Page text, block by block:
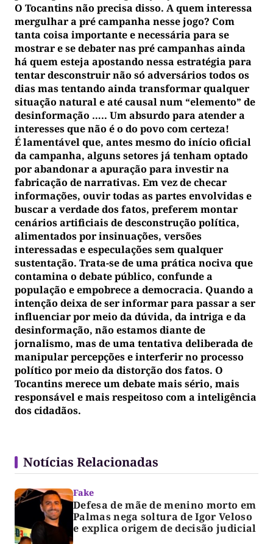
O Tocantins não precisa disso. A quem interessa
mergulhar a pré campanha nesse jogo? Com
tanta coisa importante e necessária para se
mostrar e se debater nas pré campanhas ainda
há quem esteja apostando nessa estratégia para
tentar desconstruir não só adversários todos os
dias mas tentando ainda transformar qualquer
situação natural e até causal num “elemento” de
desinformação ….. Um absurdo para atender a
interesses que não é o do povo com certeza!
É lamentável que, antes mesmo do início oficial
da campanha, alguns setores já tenham optado
por abandonar a apuração para investir na
fabricação de narrativas. Em vez de checar
informações, ouvir todas as partes envolvidas e
buscar a verdade dos fatos, preferem montar
cenários artificiais de desconstrução política,
alimentados por insinuações, versões
interessadas e especulações sem qualquer
sustentação. Trata-se de uma prática nociva que
contamina o debate público, confunde a
população e empobrece a democracia. Quando a
intenção deixa de ser informar para passar a ser
influenciar por meio da dúvida, da intriga e da
desinformação, não estamos diante de
jornalismo, mas de uma tentativa deliberada de
manipular percepções e interferir no processo
político por meio da distorção dos fatos. O
Tocantins merece um debate mais sério, mais
responsável e mais respeitoso com a inteligência
dos cidadãos.
Notícias Relacionadas
Fake
Defesa de mãe de menino morto em
Palmas nega soltura de Igor Veloso
e explica origem de decisão judicial